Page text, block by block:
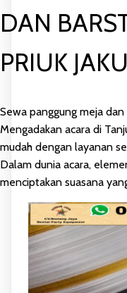
DAN
PRIUK
Sewa panggung meja
Mengadakan acara di
mudah dengan layanan
Dalam dunia acara,
menciptakan suasana